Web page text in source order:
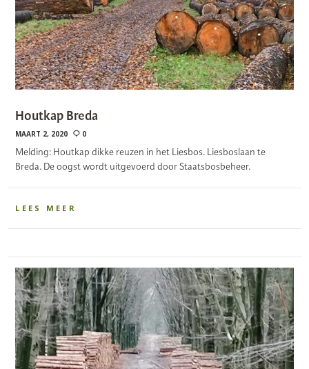
Houtkap Breda
MAART 2, 2020 0
Melding: Houtkap dikke reuzen in het Liesbos. Liesboslaan te
Breda. De oogst wordt uitgevoerd door Staatsbosbeheer.
LEES MEER